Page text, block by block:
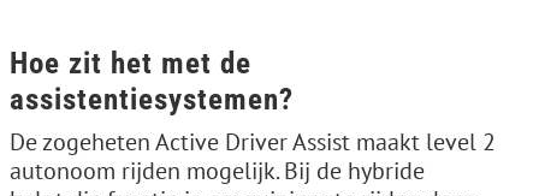
Hoe zit het met de
assistentiesystemen?
De zogeheten Active Driver Assist maakt level 2
autonoom rijden mogelijk. Bij de hybride